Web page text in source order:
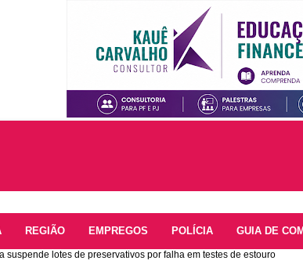
REGIÃO EMPREGOS POLÍCIA GUIA DE
suspende lotes de preservativos por falha em testes de estouro